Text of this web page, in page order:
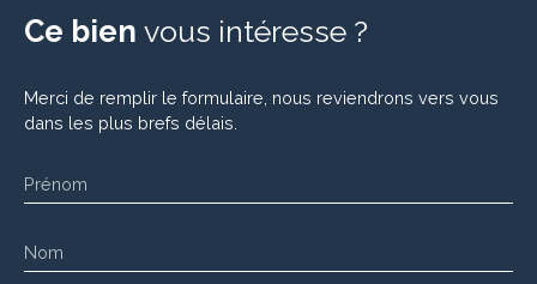
Ce bien vous intéresse ?
Merci de remplir le formulaire, nous reviendrons vers vous
dans les plus brefs délais.
Prénom
Nom